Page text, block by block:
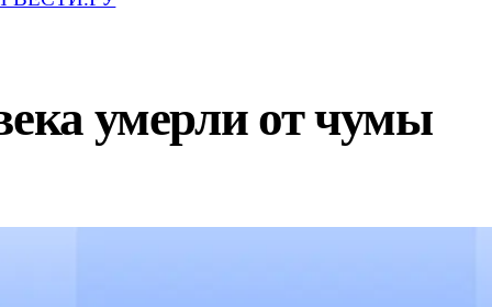
умерли от чумы